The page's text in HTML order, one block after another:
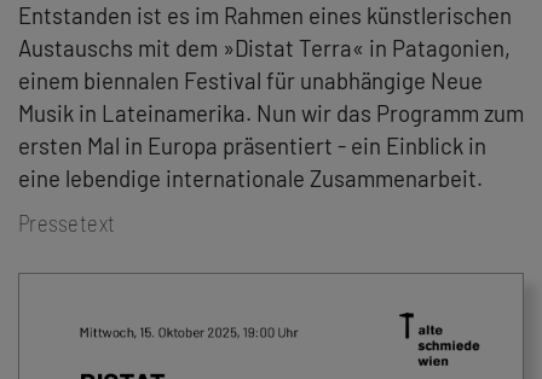
Entstanden ist es im Rahmen eines künstlerischen
Austauschs mit dem »Distat Terra« in Patagonien,
einem biennalen Festival für unabhängige Neue
Musik in Lateinamerika. Nun wir das Programm zum
ersten Mal in Europa präsentiert - ein Einblick in
eine lebendige internationale Zusammenarbeit.
Pressetext